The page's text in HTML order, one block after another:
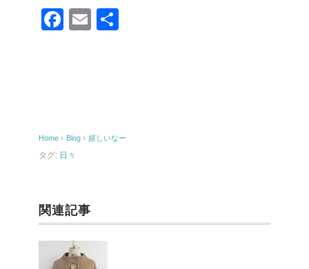
F
o
o
E
Home › Blog › 嬉しいなー
タグ: 日々
関連記事